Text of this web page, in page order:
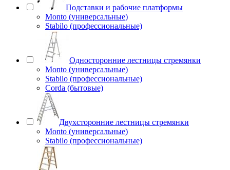
Подставки и рабочие платформы
Monto (универсальные)
Stabilo (профессиональные)
Односторонние лестницы стремянки
Monto (универсальные)
Stabilo (профессиональные)
Corda (бытовые)
Двухсторонние лестницы стремянки
Monto (универсальные)
Stabilo (профессиональные)